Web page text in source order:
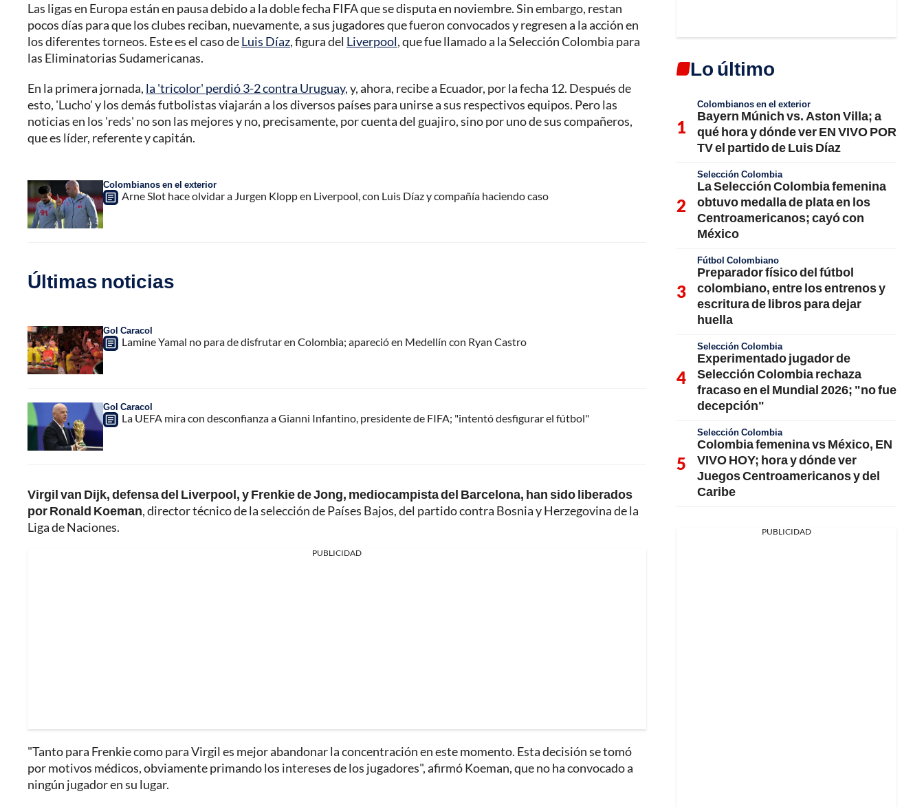
Las ligas en Europa están en pausa debido a la doble fecha FIFA que se disputa en noviembre. Sin embargo, restan
pocos días para que los clubes reciban, nuevamente, a sus jugadores que fueron convocados y regresen a la acción en
los diferentes torneos. Este es el caso deLuis Díaz, figura del Liverpool, que fue llamado a la Selección Colombia para
las Eliminatorias Sudamericanas.
En la primera jornada, la 'tricolor' perdió 3-2 contra Uruguay, y, ahora, recibe a Ecuador, por la fecha 12. Después de
esto, 'Lucho' y los demás futbolistas viajarán a los diversos países para unirse a sus respectivos equipos. Pero las
noticias en los 'reds' no son las mejores y no, precisamente, por cuenta del guajiro, sino por uno de sus compañeros,
que es líder, referente y capitán.
Colombianos en el exterior
Arne Slot hace olvidar a Jurgen Klopp en Liverpool, con Luis Díaz y compañía haciendo caso
Últimas noticias
Gol Caracol
Lamine Yamal no para de disfrutar en Colombia; apareció en Medellín con Ryan Castro
Gol Caracol
La UEFA mira con desconfianza a Gianni Infantino, presidente de FIFA; "intentó desfigurar el fútbol"
Virgil van Dijk, defensa del Liverpool, y Frenkie de Jong, mediocampista del Barcelona, han sido liberados
por Ronald Koeman, director técnico de la selección de Países Bajos, del partido contra Bosnia y Herzegovina de la
Liga de Naciones.
PUBLICIDAD
"Tanto para Frenkie como para Virgil es mejor abandonar la concentración en este momento. Esta decisión se tomó
por motivos médicos, obviamente primando los intereses de los jugadores", afirmó Koeman, que no ha convocado a
ningún jugador en su lugar.
Lo último
Colombianos en el exterior
Bayern Múnich vs. Aston Villa; a
qué hora y dónde ver EN VIVO POR
TV el partido de Luis Díaz
Selección Colombia
La Selección Colombia femenina
obtuvo medalla de plata en los
Centroamericanos; cayó con
México
Fútbol Colombiano
Preparador físico del fútbol
colombiano, entre los entrenos y
escritura de libros para dejar
huella
Selección Colombia
Experimentado jugador de
Selección Colombia rechaza
fracaso en el Mundial 2026; "no fue
decepción"
Selección Colombia
Colombia femenina vs México, EN
VIVO HOY; hora y dónde ver
Juegos Centroamericanos y del
Caribe
PUBLICIDAD